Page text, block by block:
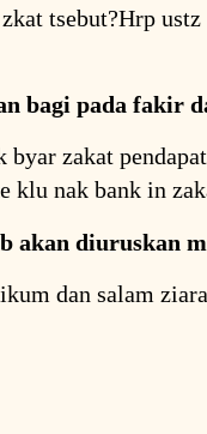
tsebut?Hrp
bagi pada fakir
byar zakat
klu nak bank in
akan diuruskan
dan salam